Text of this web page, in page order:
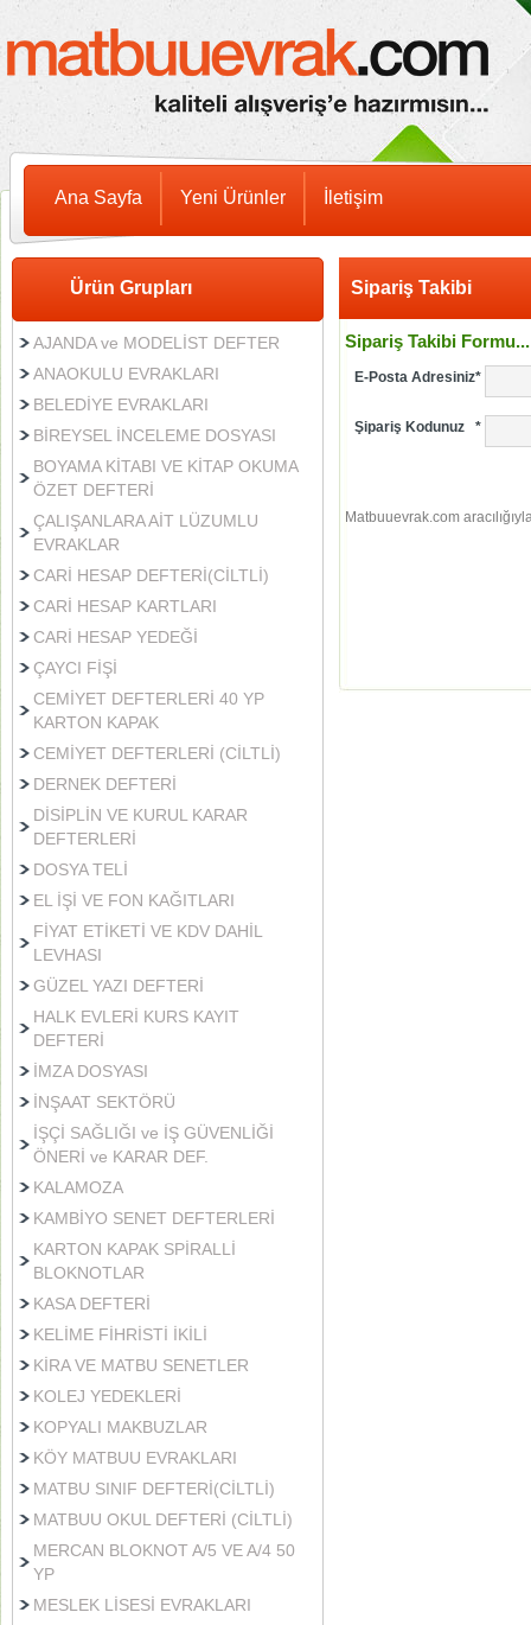
Ana Sayfa Yeni Ürünler İletişim
Ürün Grupları
AJANDA ve MODELİST DEFTER
ANAOKULU EVRAKLARI
BELEDİYE EVRAKLARI
BİREYSEL İNCELEME DOSYASI
BOYAMA KİTABI VE KİTAP OKUMA
ÖZET DEFTERİ
ÇALIŞANLARA AİT LÜZUMLU
EVRAKLAR
CARİ HESAP DEFTERİ(CİLTLİ)
CARİ HESAP KARTLARI
CARİ HESAP YEDEĞİ
ÇAYCI FİŞİ
CEMİYET DEFTERLERİ 40 YP
KARTON KAPAK
CEMİYET DEFTERLERİ (CİLTLİ)
DERNEK DEFTERİ
DİSİPLİN VE KURUL KARAR
DEFTERLERİ
DOSYA TELİ
EL İŞİ VE FON KAĞITLARI
FİYAT ETİKETİ VE KDV DAHİL
LEVHASI
GÜZEL YAZI DEFTERİ
HALK EVLERİ KURS KAYIT
DEFTERİ
İMZA DOSYASI
İNŞAAT SEKTÖRÜ
İŞÇİ SAĞLIĞI ve İŞ GÜVENLİĞİ
ÖNERİ ve KARAR DEF.
KALAMOZA
KAMBİYO SENET DEFTERLERİ
KARTON KAPAK SPİRALLİ
BLOKNOTLAR
KASA DEFTERİ
KELİME FİHRİSTİ İKİLİ
KİRA VE MATBU SENETLER
KOLEJ YEDEKLERİ
KOPYALI MAKBUZLAR
KÖY MATBUU EVRAKLARI
MATBU SINIF DEFTERİ(CİLTLİ)
MATBUU OKUL DEFTERİ (CİLTLİ)
MERCAN BLOKNOT A/5 VE A/4 50
YP
MESLEK LİSESİ EVRAKLARI
Sipariş Takibi
Sipariş Takibi Formu...
E-Posta Adresiniz*
Şipariş Kodunuz *
Matbuuevrak.com